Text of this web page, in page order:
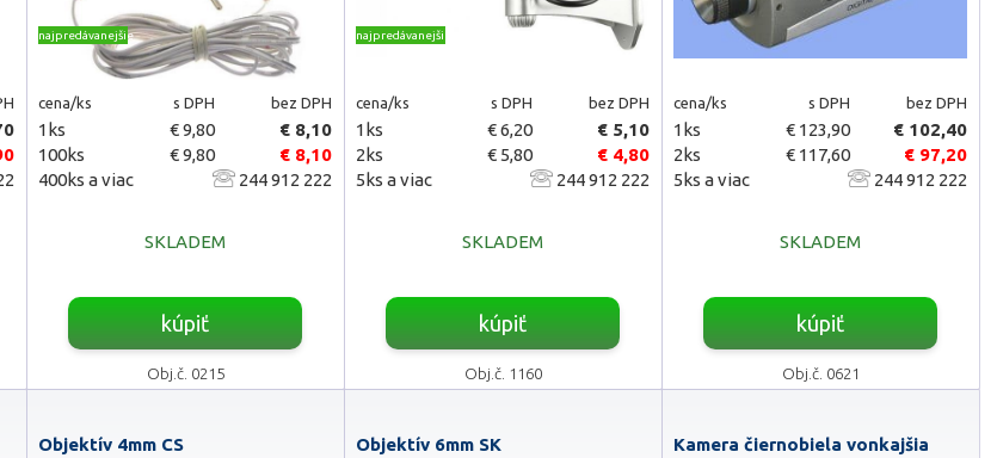
najpredávanejšie
cena/ks s DPH bez DPH
1ks € 9,80
€ 8,10
100ks
€ 9,80
€ 8,10
400ks a viac
244 912 222
SKLADEM
kúpiť
Obj.č. 0215
najpredávanejšie
cena/ks s DPH bez DPH
1ks € 6,20
€ 5,10
2ks
€ 5,80
€ 4,80
5ks a viac
244 912 222
SKLADEM
kúpiť
Obj.č. 1160
cena/ks s DPH bez DPH
1ks € 123,90
€ 102,40
2ks
€ 117,60
€ 97,20
5ks a viac
244 912 222
SKLADEM
kúpiť
Obj.č. 0621
Objektív 4mm CS Objektív 6mm SK
Kamera čiernobiela vonkajšia